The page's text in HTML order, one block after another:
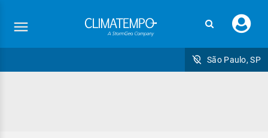
seu
São Paulo, SP